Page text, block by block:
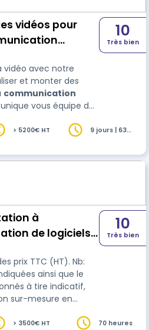
vidéos pour
vidéo avec notre
et monter des
communication
vous équipe des
votre
professionnels
10
Très bien
> 5200€ HT
9 jours | 63
à
de logiciels
TTC (HT). Nb:
ainsi que le
à tire indicatif,
sur-mesure en
personnels en
10
Très bien
> 3500€ HT 70 heures